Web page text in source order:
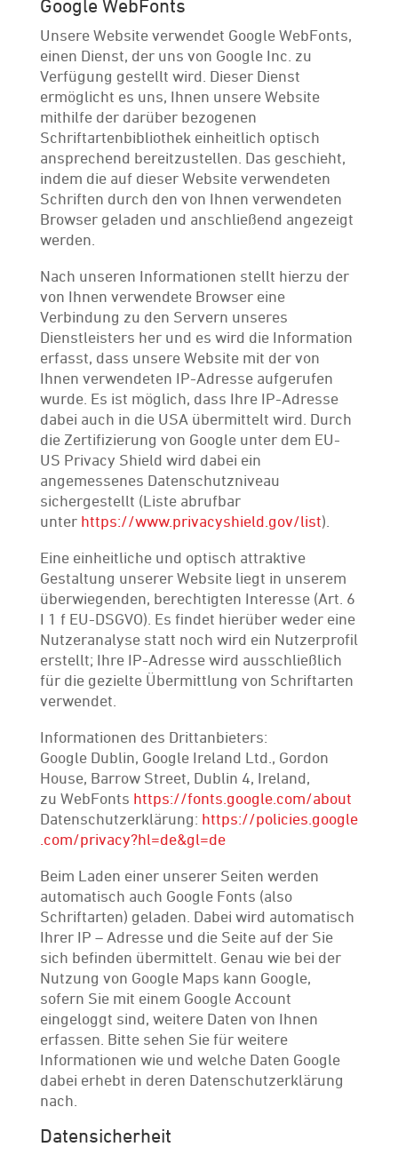
Google WebFonts
Unsere Website verwendet Google WebFonts,
einen Dienst, der uns von Google Inc. zu
Verfügung gestellt wird. Dieser Dienst
ermöglicht es uns, Ihnen unsere Website
mithilfe der darüber bezogenen
Schriftartenbibliothek einheitlich optisch
ansprechend bereitzustellen. Das geschieht,
indem die auf dieser Website verwendeten
Schriften durch den von Ihnen verwendeten
Browser geladen und anschließend angezeigt
werden.
Nach unseren Informationen stellt hierzu der
von Ihnen verwendete Browser eine
Verbindung zu den Servern unseres
Dienstleisters her und es wird die Information
erfasst, dass unsere Website mit der von
Ihnen verwendeten IP-Adresse aufgerufen
wurde. Es ist möglich, dass Ihre IP-Adresse
dabei auch in die USA übermittelt wird. Durch
die Zertifizierung von Google unter dem EU-
US Privacy Shield wird dabei ein
angemessenes Datenschutzniveau
sichergestellt (Liste abrufbar
unter https://www.privacyshield.gov/list).
Eine einheitliche und optisch attraktive
Gestaltung unserer Website liegt in unserem
überwiegenden, berechtigten Interesse (Art. 6
I 1 f EU-DSGVO). Es findet hierüber weder eine
Nutzeranalyse statt noch wird ein Nutzerprofil
erstellt; Ihre IP-Adresse wird ausschließlich
für die gezielte Übermittlung von Schriftarten
verwendet.
Informationen des Drittanbieters:
Google Dublin, Google Ireland Ltd., Gordon
House, Barrow Street, Dublin 4, Ireland,
zu WebFonts https://fonts.google.com/about
Datenschutzerklärung: https://policies.google
.com/privacy?hl=de&gl=de
Beim Laden einer unserer Seiten werden
automatisch auch Google Fonts (also
Schriftarten) geladen. Dabei wird automatisch
Ihrer IP – Adresse und die Seite auf der Sie
sich befinden übermittelt. Genau wie bei der
Nutzung von Google Maps kann Google,
sofern Sie mit einem Google Account
eingeloggt sind, weitere Daten von Ihnen
erfassen. Bitte sehen Sie für weitere
Informationen wie und welche Daten Google
dabei erhebt in deren Datenschutzerklärung
nach.
Datensicherheit